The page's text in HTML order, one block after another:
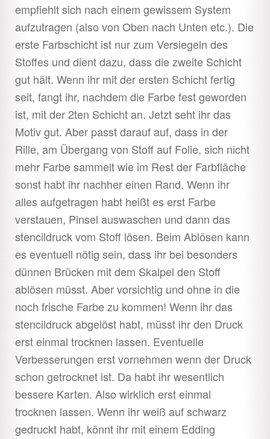
empfiehlt sich nach einem gewissem System
aufzutragen (also von Oben nach Unten etc.). Die
erste Farbschicht ist nur zum Versiegeln des
Stoffes und dient dazu, dass die zweite Schicht
gut hält. Wenn ihr mit der ersten Schicht fertig
seit, fangt ihr, nachdem die Farbe fest geworden
ist, mit der 2ten Schicht an. Jetzt seht ihr das
Motiv gut. Aber passt darauf auf, dass in der
Rille, am Übergang von Stoff auf Folie, sich nicht
mehr Farbe sammelt wie im Rest der Farbfläche
sonst habt ihr nachher einen Rand. Wenn ihr
alles aufgetragen habt heißt es erst Farbe
verstauen, Pinsel auswaschen und dann das
stencildruck vom Stoff lösen. Beim Ablösen kann
es eventuell nötig sein, dass ihr bei besonders
dünnen Brücken mit dem Skalpel den Stoff
ablösen müsst. Aber vorsichtig und ohne in die
noch frische Farbe zu kommen! Wenn ihr das
stencildruck abgelöst habt, müsst ihr den Druck
erst einmal trocknen lassen. Eventuelle
Verbesserungen erst vornehmen wenn der Druck
schon getrocknet ist. Da habt ihr wesentlich
bessere Karten. Also wirklich erst einmal
trocknen lassen. Wenn ihr weiß auf schwarz
gedruckt habt, könnt ihr mit einem Edding